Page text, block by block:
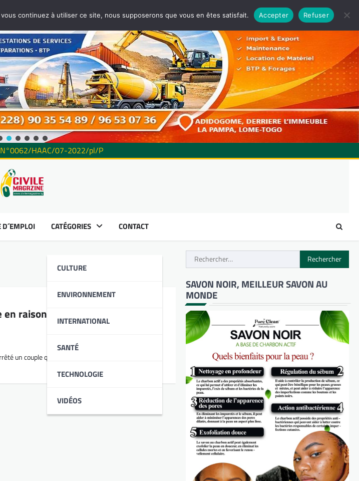
N°0062/HAAC/07-2022/pl/P
D´EMPLOI CATÉGORIES
CULTURE
ENVIRONNEMENT
INTERNATIONAL
SANTÉ
TECHNOLOGIE
VIDÉOS
CONTACT
raison de soupçons de
un couple qui avait affamé leur fille de cinq ans
Rechercher :
SAVON NOIR, MEILLEUR SAVON AU
MONDE
continuez à utiliser ce site, nous supposerons que vous en êtes satisfait. Accepter Refuser